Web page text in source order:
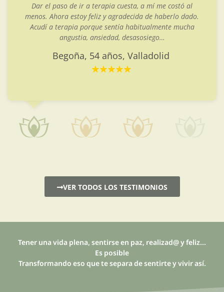
Quise acudir a terapia por los abusos vividos
infancia. Sabía que habían creado secuelas que
que me afectaban y limitaban en mi día a día.
Cristina por ser especialista en trauma y en
VER TODOS LOS TESTIMONIOS
Tener una vida plena, sentirse en paz, realizad@ y feliz...
Es posible
Transformando eso que te separa de sentirte y vivir así.